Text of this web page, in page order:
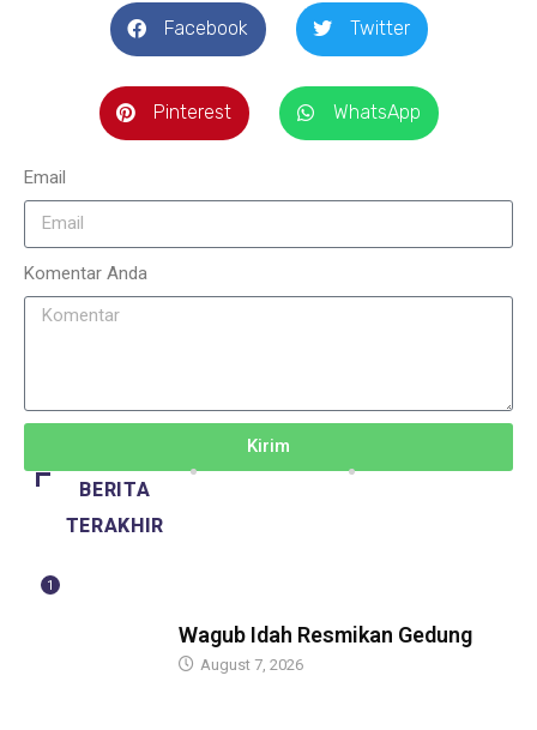
Facebook Twitter
Pinterest WhatsApp
Email
Komentar Anda
Kirim
BERITA
TERAKHIR
1
Wagub Idah Resmikan Gedung
August 7, 2026